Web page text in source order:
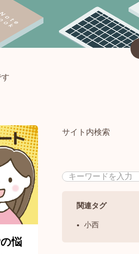
悩
サイト内検索
関連タグ
小西